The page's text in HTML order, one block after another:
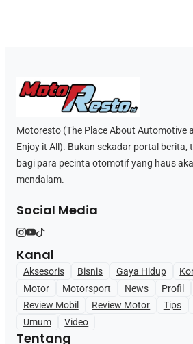
Motoresto (The Place About Automotive
Enjoy it All). Bukan sekadar portal berita,
bagi para pecinta otomotif yang haus
mendalam.
Social Media
Kanal
Aksesoris Bisnis Gaya Hidup
Motor
Motorsport News Profil
Review Mobil
Review Motor Tips
Umum
Video
Tentang